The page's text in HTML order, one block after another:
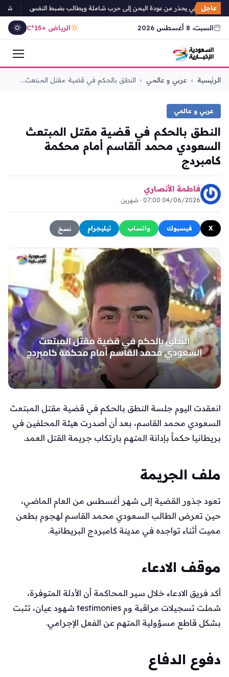
عاجل
الأممي يحذر من عودة اليمن إلى حرب شاملة ويطالب بضبط النفس شبكة أطباء
السبت، 8 أغسطس 2026 الرياض +15°C
التجاوز
الرئيسية › عربي و عالمي › النطق بالحكم في قضية مقتل المبتعث...
عربي و عالمي
النطق بالحكم في قضية مقتل المبتعث
السعودي محمد القاسم أمام محكمة
كامبردج
فاطمة الأنصاري
04/06/2026 07:00 · شهرين
X فيسبوك واتساب تيليجرام نسخ
انعقدت اليوم جلسة النطق بالحكم في قضية مقتل المبتعث
السعودي محمد القاسم، بعد أن أصدرت هيئة المحلفين في
بريطانيا حكماً بإدانة المتهم بارتكاب جريمة القتل العمد.
ملف الجريمة
تعود جذور القضية إلى شهر أغسطس من العام الماضي،
حين تعرض الطالب السعودي محمد القاسم لهجوم بطعن
مميت أثناء تواجده في مدينة كامبردج البريطانية.
موقف الادعاء
أكد فريق الادعاء خلال سير المحاكمة أن الأدلة المتوفرة،
شملت تسجيلات مراقبة وم testimonies شهود عيان، تثبت
بشكل قاطع مسؤولية المتهم عن الفعل الإجرامي.
دفوع الدفاع